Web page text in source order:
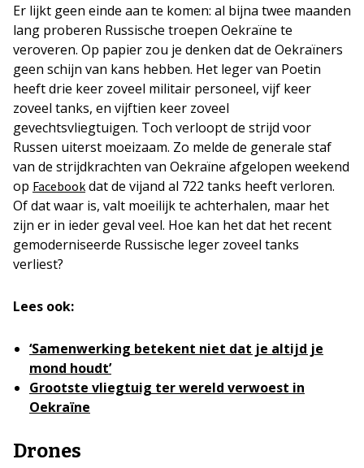
Er lijkt geen einde aan te komen: al bijna twee maanden
lang proberen Russische troepen Oekraïne te
veroveren. Op papier zou je denken dat de Oekraïners
geen schijn van kans hebben. Het leger van Poetin
heeft drie keer zoveel militair personeel, vijf keer
zoveel tanks, en vijftien keer zoveel
gevechtsvliegtuigen. Toch verloopt de strijd voor
Russen uiterst moeizaam. Zo melde de generale staf
van de strijdkrachten van Oekraïne afgelopen weekend
op Facebook dat de vijand al 722 tanks heeft verloren.
Of dat waar is, valt moeilijk te achterhalen, maar het
zijn er in ieder geval veel. Hoe kan het dat het recent
gemoderniseerde Russische leger zoveel tanks
verliest?
Lees ook:
‘Samenwerking betekent niet dat je altijd je
mond houdt’
Grootste vliegtuig ter wereld verwoest in
Oekraïne
Drones